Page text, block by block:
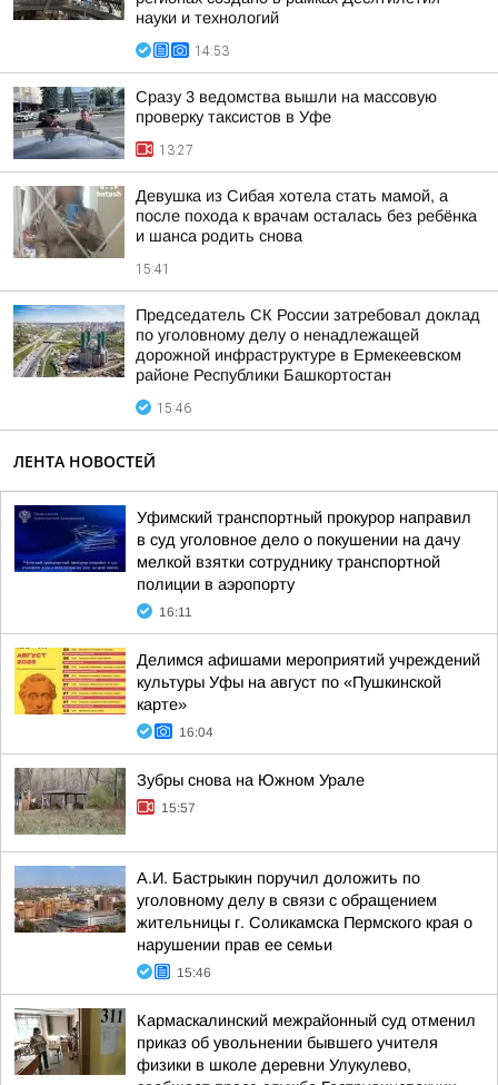
науки и технологий
14:53
Сразу 3 ведомства вышли на массовую
проверку таксистов в Уфе
13:27
Девушка из Сибая хотела стать мамой, а
после похода к врачам осталась без ребёнка
и шанса родить снова
15:41
Председатель СК России затребовал доклад
по уголовному делу о ненадлежащей
дорожной инфраструктуре в Ермекеевском
районе Республики Башкортостан
15:46
ЛЕНТА НОВОСТЕЙ
Уфимский транспортный прокурор направил
в суд уголовное дело о покушении на дачу
мелкой взятки сотруднику транспортной
полиции в аэропорту
16:11
Делимся афишами мероприятий учреждений
культуры Уфы на август по «Пушкинской
карте»
16:04
Зубры снова на Южном Урале
15:57
А.И. Бастрыкин поручил доложить по
уголовному делу в связи с обращением
жительницы г. Соликамска Пермского края о
нарушении прав ее семьи
15:46
Кармаскалинский межрайонный суд отменил
приказ об увольнении бывшего учителя
физики в школе деревни Улукулево,